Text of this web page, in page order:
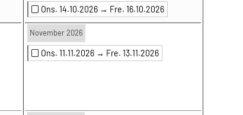
Ons. 14.10.2026 → Fre. 16.10.2026
November 2026
Ons. 11.11.2026 → Fre. 13.11.2026